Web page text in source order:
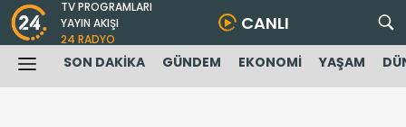
TV PROGRAMLARI
YAYIN AKIŞI
24 RADYO
CANLI
SON DAKİKA GÜNDEM EKONOMİ YAŞAM